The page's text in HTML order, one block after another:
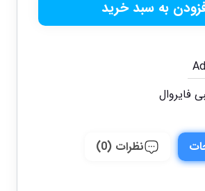
به سبد خرید
فایروال
نظرات (0)